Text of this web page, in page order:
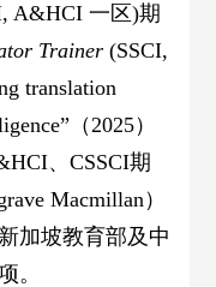
A&HCI一区)期
Trainer (SSCI,
translation
”（2025）
、CSSCI期
Macmillan）
加坡教育部及中
。